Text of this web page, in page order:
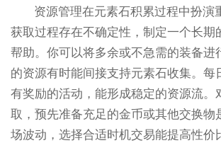
资源管理在元素石积累过程中扮演
获取过程存在不确定性，制定一个长期
帮助。你可以将多余或不急需的装备进
的资源有时能间接支持元素石收集。每
有奖励的活动，能形成稳定的资源流。
取，预先准备充足的金币或其他交换物
场波动，选择合适时机交易能提高性价